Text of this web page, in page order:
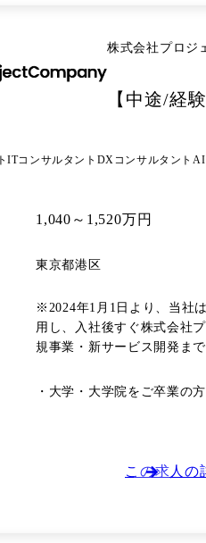
株式会社プロジ
【中途/経
ITコンサルタント DXコンサルタントAI
1,040～1,520万円
東京都港区
※2024年1月1日より、当社
用し、入社後すぐ株式会社プロジェクトカンパ
規事業・新サービス開発までを主導するプ
ューション提案 ●課題解決プロジェクトの立案 -個別の取組み領域におけるビジネス課題の明確化 -課題解決に向けたAIソリューションの企画・提案 -プロジェクト計画の作成
ロジェクトカンパニーの事
・大学・大学院をご卒業の方
この求人の